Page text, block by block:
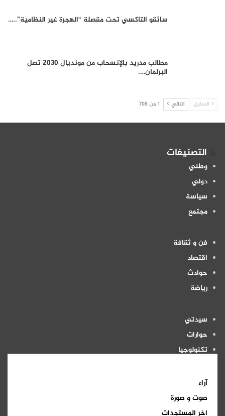
سائقو التاكسي تحت مقصلة “الهجرة غير النظامية”..…
مطالب مدريد بالإنسحاب من مونديال 2030 تصل
البرلمان….
السابق التالي 1 من 708
التصنيفات
وطني
دولي
سياسة
مجتمع
فن و ثقافة
اقتصاد
حوادث
رياضة
سيدتي
حوارات
تكنولوجيا
آراء
صوت و صورة
اخر المستجدات